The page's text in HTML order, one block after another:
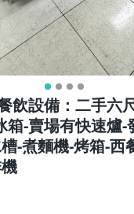
飲設備：二手六
箱-賣場有快速爐-
-煮麵機-烤箱-西